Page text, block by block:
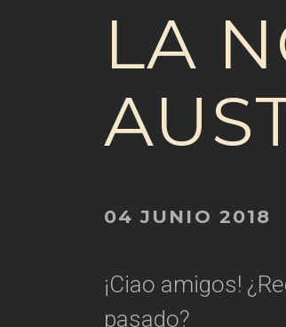
LA
04 JUNIO 2018
¡Ciao amigos!
pasado?